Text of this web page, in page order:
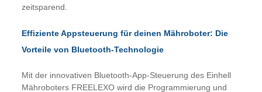
zeitsparend.
Effiziente Appsteuerung für deinen Mähroboter: Die
Vorteile von Bluetooth-Technologie
Mit der innovativen Bluetooth-App-Steuerung des Einhell
Mähroboters FREELEXO wird die Programmierung und